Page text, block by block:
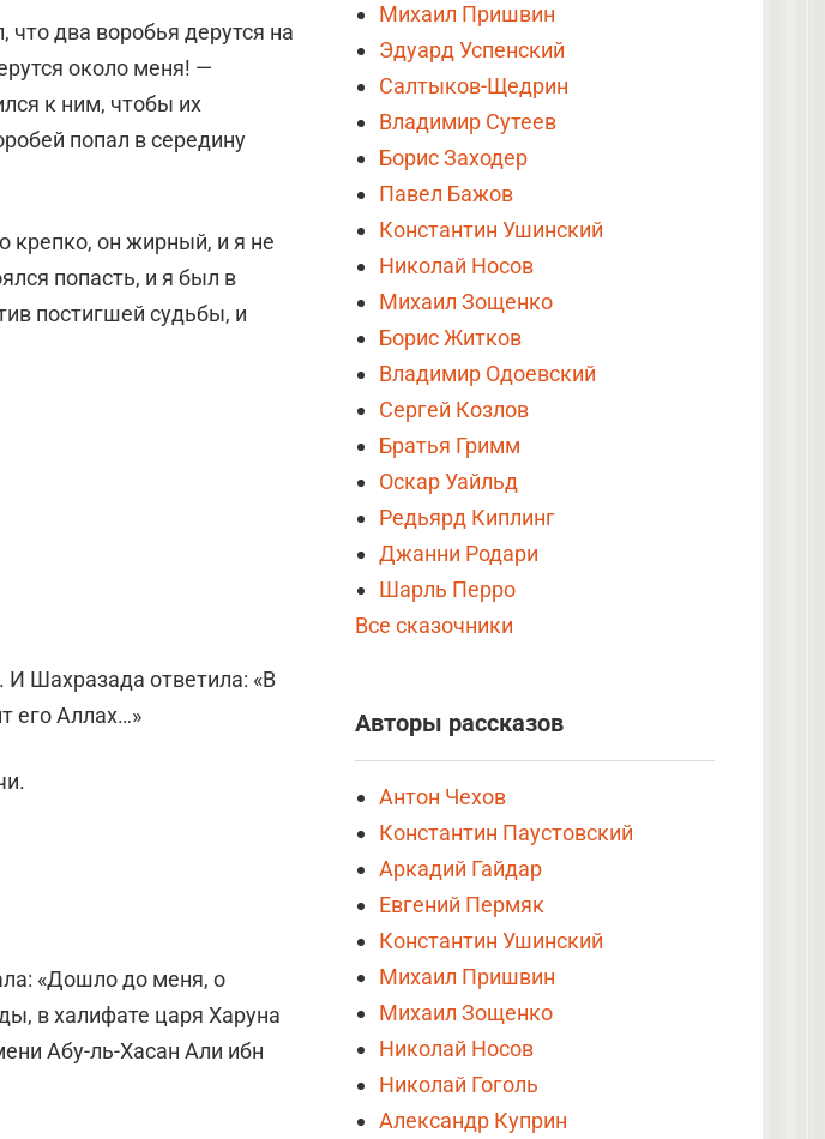
что два воробья дерутся на
около меня! —
к ним, чтобы их
попал в середину
крепко, он жирный, и я не
попасть, и я был в
постигшей судьбы, и
И Шахразада ответила: «В
его Аллах…»
«Дошло до меня, о
в халифате царя Харуна
Абу-ль-Хасан Али ибн
Михаил Пришвин
Эдуард Успенский
Салтыков-Щедрин
Владимир Сутеев
Борис Заходер
Павел Бажов
Константин Ушинский
Николай Носов
Михаил Зощенко
Борис Житков
Владимир Одоевский
Сергей Козлов
Братья Гримм
Оскар Уайльд
Редьярд Киплинг
Джанни Родари
Шарль Перро
Все сказочники
Авторы рассказов
Антон Чехов
Константин Паустовский
Аркадий Гайдар
Евгений Пермяк
Константин Ушинский
Михаил Пришвин
Михаил Зощенко
Николай Носов
Николай Гоголь
Александр Куприн